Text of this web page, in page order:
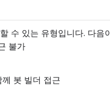
수 있는 유형입니다. 다음
불가
께 봇 빌더 접근